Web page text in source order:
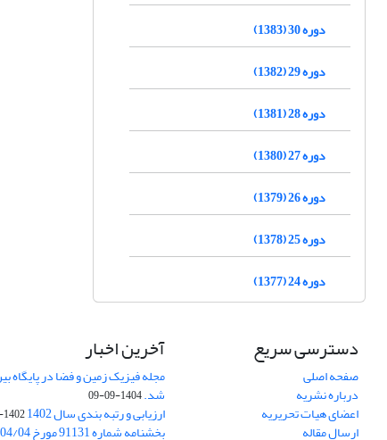
دوره 30 (1383)
دوره 29 (1382)
دوره 28 (1381)
دوره 27 (1380)
دوره 26 (1379)
دوره 25 (1378)
دوره 24 (1377)
دسترسی سریع
صفحه اصلی
درباره نشریه
اعضای هیات تحریریه
ارسال مقاله
آخرین اخبار
شد.1404-09-09
ارزیابی و رتبه بندی سال 1402 1402-07-01
بخشنامه شماره 91131 مورخ 1402/04/04